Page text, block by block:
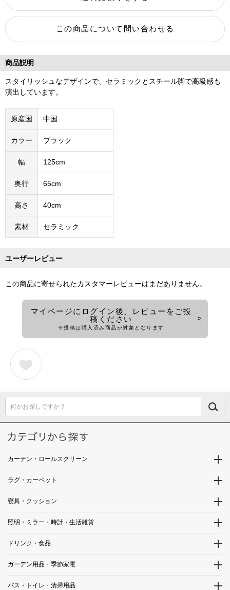
商品説明
スタイリッシュなデザインで、セラミックとスチール脚で高級感も
演出しています。
原産国 中国
カラー ブラック
幅 125cm
奥行 65cm
高さ 40cm
素材 セラミック
ユーザーレビュー
この商品に寄せられたカスタマーレビューはまだありません。
マイページにログイン後、レビューをご投
稿ください
※投稿は購入済み商品が対象となります
何かお探しですか？
カーテン・ロールスクリーン
ラグ・カーペット
寝具・クッション
照明・ミラー・時計・生活雑貨
ドリンク・食品
ガーデン用品・季節家電
バス・トイレ・清掃用品